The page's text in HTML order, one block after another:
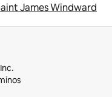
James Windward